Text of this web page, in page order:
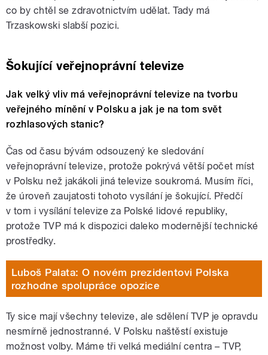
co by chtěl se zdravotnictvím udělat. Tady má
Trzaskowski slabší pozici.
Šokující veřejnoprávní televize
Jak velký vliv má veřejnoprávní televize na tvorbu
veřejného mínění v Polsku a jak je na tom svět
rozhlasových stanic?
Čas od času bývám odsouzený ke sledování
veřejnoprávní televize, protože pokrývá větší počet míst
v Polsku než jakákoli jiná televize soukromá. Musím říci,
že úroveň zaujatosti tohoto vysílání je šokující. Předčí
v tom i vysílání televize za Polské lidové republiky,
protože TVP má k dispozici daleko modernější technické
prostředky.
Luboš Palata: O novém prezidentovi Polska
rozhodne spolupráce opozice
Ty sice mají všechny televize, ale sdělení TVP je opravdu
nesmírně jednostranné. V Polsku naštěstí existuje
možnost volby. Máme tři velká mediální centra – TVP,